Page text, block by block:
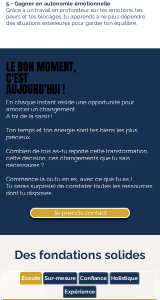
5 - Gagner en autonomie émotionnelle
Grâce à un travail en profondeur sur tes émotions, tes
peurs et tes blocages, tu apprends à ne plus dépendre
des situations extérieures pour garder ton équilibre.
LE BON MOMENT,
C'EST
AUJOURD'HUI !
LE BON MOMENT,
C'EST
AUJOURD'HUI !
En chaque instant réside une opportunité pour
amorcer un changement.
A toi de la saisir !
Ton temps et ton énergie sont tes biens les plus
précieux.
Combien de fois as-tu reporté cette transformation,
cette décision, ces changements que tu sais
nécessaires ?
Commence là où tu en es, avec ce que tu as !
Tu seras surpris(e) de constater toutes les ressources
dont tu disposes.
Je prends contact
Des fondations solides
Ecoute Sur-mesure Confiance Holistique
Expérience